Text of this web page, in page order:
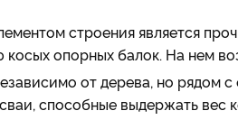
строения является
опорных балок. На нем
от дерева, но рядом
способные выдержать вес